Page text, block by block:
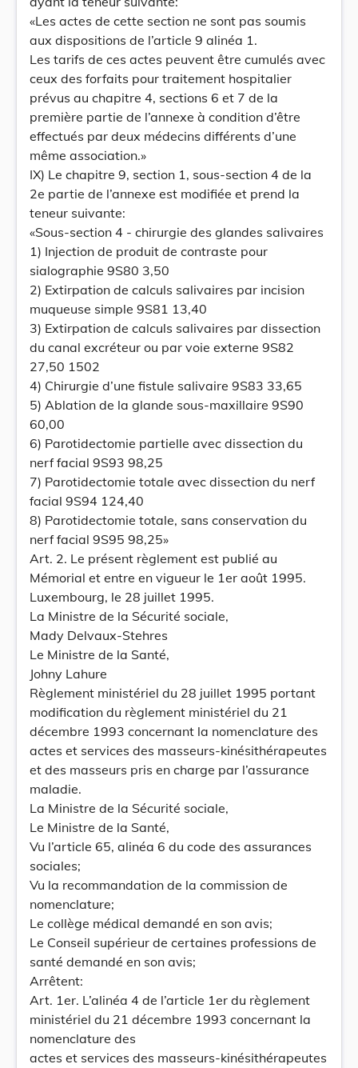
«Les actes de cette section ne sont pas soumis
aux dispositions de l’article 9 alinéa 1.
Les tarifs de ces actes peuvent être cumulés avec
ceux des forfaits pour traitement hospitalier
prévus au chapitre 4, sections 6 et 7 de la
première partie de l’annexe à condition d’être
effectués par deux médecins différents d’une
même association.»
IX) Le chapitre 9, section 1, sous-section 4 de la
2e partie de l’annexe est modifiée et prend la
teneur suivante:
«Sous-section 4 - chirurgie des glandes salivaires
1) Injection de produit de contraste pour
sialographie 9S80 3,50
2) Extirpation de calculs salivaires par incision
muqueuse simple 9S81 13,40
3) Extirpation de calculs salivaires par dissection
du canal excréteur ou par voie externe 9S82
27,50 1502
4) Chirurgie d’une fistule salivaire 9S83 33,65
5) Ablation de la glande sous-maxillaire 9S90
60,00
6) Parotidectomie partielle avec dissection du
nerf facial 9S93 98,25
7) Parotidectomie totale avec dissection du nerf
facial 9S94 124,40
8) Parotidectomie totale, sans conservation du
nerf facial 9S95 98,25»
Art. 2. Le présent règlement est publié au
Mémorial et entre en vigueur le 1er août 1995.
Luxembourg, le 28 juillet 1995.
La Ministre de la Sécurité sociale,
Mady Delvaux-Stehres
Le Ministre de la Santé,
Johny Lahure
Règlement ministériel du 28 juillet 1995 portant
modification du règlement ministériel du 21
décembre 1993 concernant la nomenclature des
actes et services des masseurs-kinésithérapeutes
et des masseurs pris en charge par l’assurance
maladie.
La Ministre de la Sécurité sociale,
Le Ministre de la Santé,
Vu l’article 65, alinéa 6 du code des assurances
sociales;
Vu la recommandation de la commission de
nomenclature;
Le collège médical demandé en son avis;
Le Conseil supérieur de certaines professions de
santé demandé en son avis;
Arrêtent:
Art. 1er. L’alinéa 4 de l’article 1er du règlement
ministériel du 21 décembre 1993 concernant la
nomenclature des
actes et services des masseurs-kinésithérapeutes